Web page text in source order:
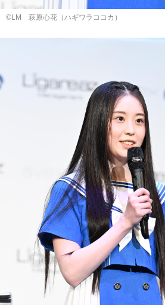
©LM 萩原⼼花（ハギワラココカ）